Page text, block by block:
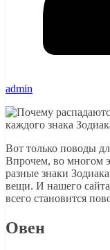
admin
Вот только поводы
Впрочем, во многом
разные знаки
вещи. И нашего
всего становится
Овен